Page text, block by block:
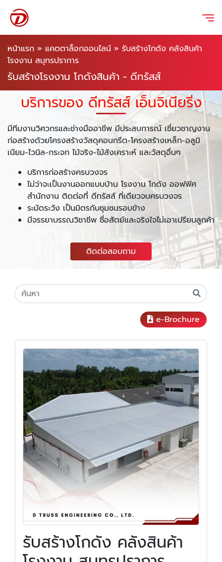
หน้าแรก » แคตตาล็อกออนไลน์ » รับสร้างโกดัง คลังสินค้า
โรงงาน สมุทรปราการ
รับสร้างโรงงาน โกดังสินค้า - ดีทรัสส์
บริการของ ดีทรัสส์ เอ็นจิเนียริ่ง
มีทีมงานวิศวกรและช่างมืออาชีพ มีประสบการณ์ เชี่ยวชาญงาน
ก่อสร้างด้วยโครงสร้างวัสดุคอนกรีต-โครงสร้างเหล็ก-อลูมิ
เนียม-ไวนิล-กระจก ไม้จริง-ไม้สังเคราะห์ และวัสดุอื่นๆ
บริการก่อสร้างครบวงจร
ไม่ว่าจะเป็นงานออกแบบบ้าน โรงงาน โกดัง ออฟฟิศ
สำนักงาน ติดต่อที่ ดีทรัสส์ ที่เดียวจบครบวงจร
ระมัดระวัง เป็นมิตรกับชุมชนรอบข้าง
มีจรรยาบรรณวิชาชีพ ซื่อสัตย์และจริงใจไม่เอาเปรียบลูกค้า
ติดต่อสอบถาม
e-Brochure
รับสร้างโกดัง คลังสินค้า